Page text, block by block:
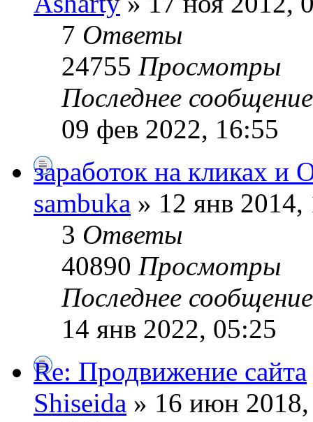
7 Ответы
24755 Просмотры
Последнее
09 фев 2022, 16:55
заработок на кликах и
sambuka » 12 янв 2014,
3 Ответы
40890 Просмотры
Последнее
14 янв 2022, 05:25
Re: Продвижение сайта
Shiseida » 16 июн